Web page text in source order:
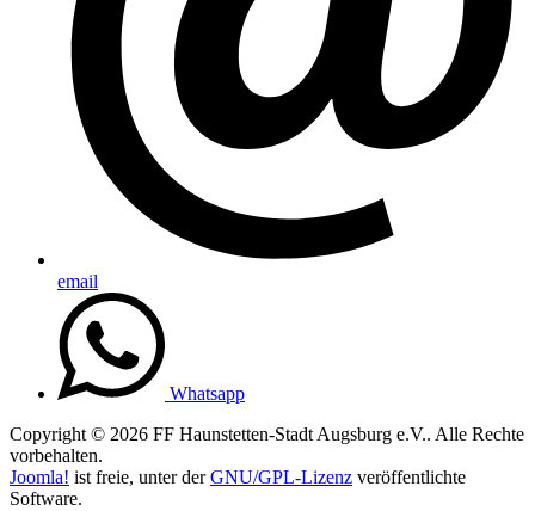
email
Whatsapp
Copyright © 2026 FF Haunstetten-Stadt Augsburg e.V.. Alle Rechte
vorbehalten.
Joomla! ist freie, unter derGNU/GPL-Lizenz veröffentlichte
Software.